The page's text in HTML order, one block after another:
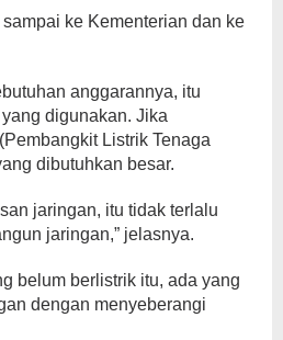
ke Kementerian dan ke
anggarannya, itu
digunakan. Jika
Listrik Tenaga
dibutuhkan besar.
jaringan, itu tidak terlalu
jaringan,” jelasnya.
belum berlistrik itu, ada yang
dengan menyeberangi